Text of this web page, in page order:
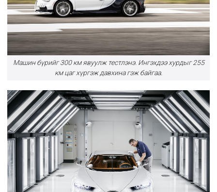
Машин бүрийг 300 км явуулж тестлэнэ. Ингэхдээ хурдыг 255
км цаг хүргэж давхина гэж байгаа.